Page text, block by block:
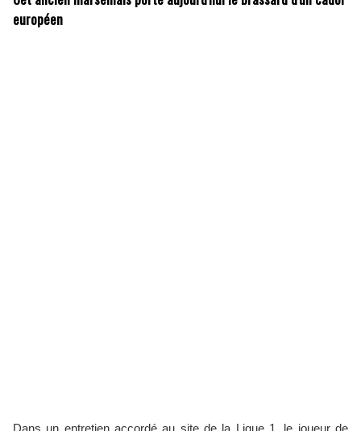
européen
Dans un entretien accordé au site de la Ligue 1, le joueur de